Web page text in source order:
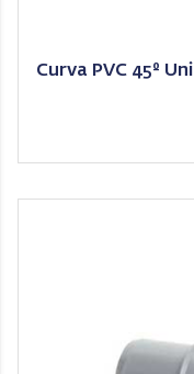
Curva PVC 45º Uni